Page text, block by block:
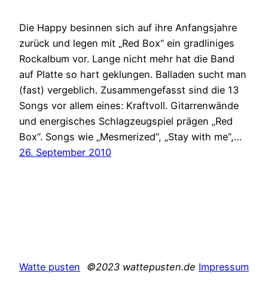
Die Happy besinnen sich auf ihre Anfangsjahre
zurück und legen mit „Red Box“ ein gradliniges
Rockalbum vor. Lange nicht mehr hat die Band
auf Platte so hart geklungen. Balladen sucht man
(fast) vergeblich. Zusammengefasst sind die 13
Songs vor allem eines: Kraftvoll. Gitarrenwände
und energisches Schlagzeugspiel prägen „Red
Box“. Songs wie „Mesmerized“, „Stay with me“,…
26. September 2010
Watte pusten ©2023 wattepusten.de Impressum